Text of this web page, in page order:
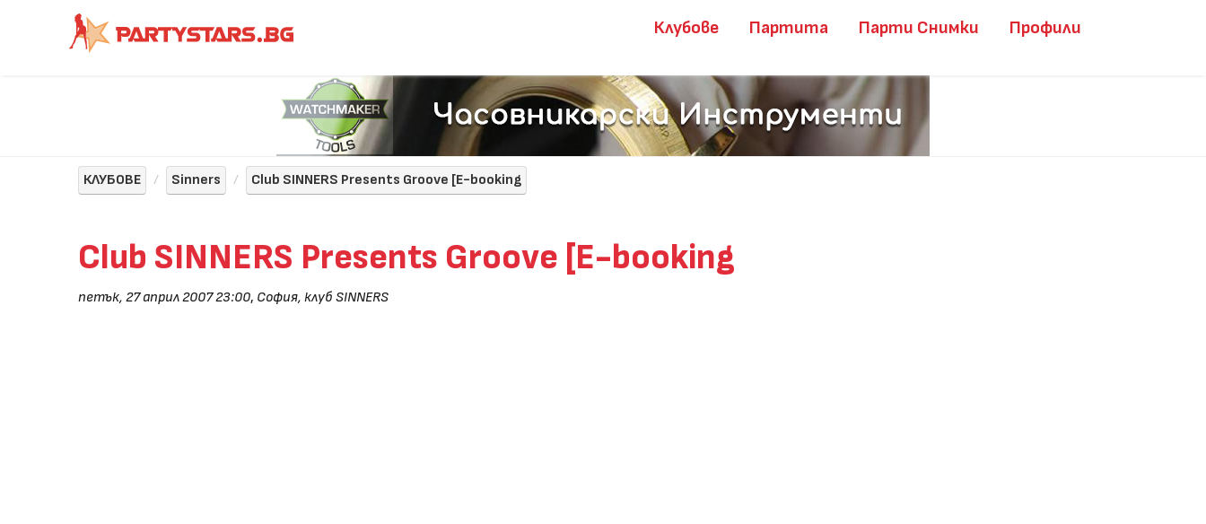
Клубове Партита Парти Снимки Профили
КЛУБОВЕ Sinners Club SINNERS Presents Groove [E-booking
Club SINNERS Presents Groove [E-booking
петък, 27 април 2007 23:00, София, клуб SINNERS